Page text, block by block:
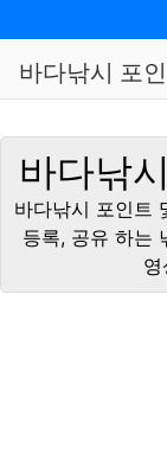
바다낚시 포
바다낚
바다낚시 포인트
등록, 공유 하는